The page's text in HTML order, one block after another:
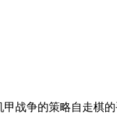
战争的策略自走棋